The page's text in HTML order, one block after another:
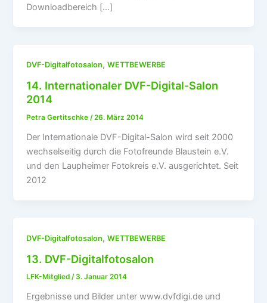
Downloadbereich […]
DVF-Digitalfotosalon,WETTBEWERBE
14. Internationaler DVF-Digital-Salon
2014
Petra Gertitschke/26. März 2014
Der Internationale DVF-Digital-Salon wird seit 2000
wechselseitig durch die Fotofreunde Blaustein e.V.
und den Laupheimer Fotokreis e.V. ausgerichtet. Seit
2012
DVF-Digitalfotosalon,WETTBEWERBE
13. DVF-Digitalfotosalon
LFK-Mitglied/3. Januar 2014
Ergebnisse und Bilder unter www.dvfdigi.de und